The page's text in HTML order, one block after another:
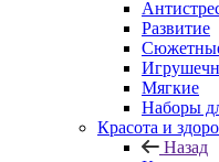
Развитие
Мягкие
Наборы
Красота и
Назад